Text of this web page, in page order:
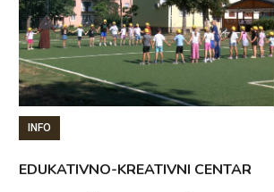
INFO
EDUKATIVNO-KREATIVNI CENTAR